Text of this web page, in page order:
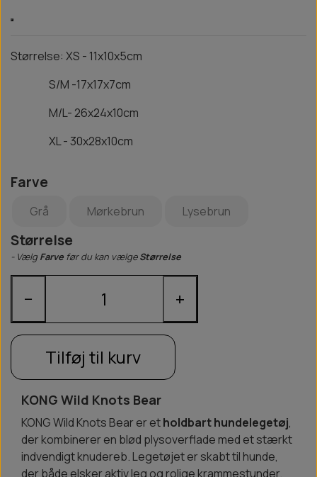
Størrelse: XS - 11x10x5cm
S/M -17x17x7cm
M/L- 26x24x10cm
XL - 30x28x10cm
Farve
Grå Mørkebrun Lysebrun
Størrelse
- VælgFarve før du kan vælgeStørrelse
− +
Tilføj til kurv
KONG Wild Knots Bear
KONG Wild Knots Bear er etholdbart hundelegetøj,
der kombinerer en blød plysoverflade med et stærkt
indvendigt knudereb. Legetøjet er skabt til hunde,
der både elsker aktiv leg og rolige krammestunder.